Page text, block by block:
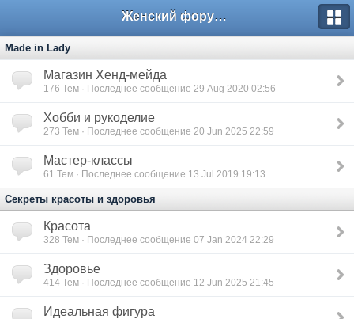
Женский форум Челябинска "Будь счастливой!"
Made in Lady
Магазин Хенд-мейда
176 Тем · Последнее сообщение 29 Aug 2020 02:56
Хобби и рукоделие
273 Тем · Последнее сообщение 20 Jun 2025 22:59
Мастер-классы
61 Тем · Последнее сообщение 13 Jul 2019 19:13
Секреты красоты и здоровья
Красота
328 Тем · Последнее сообщение 07 Jan 2024 22:29
Здоровье
414 Тем · Последнее сообщение 12 Jun 2025 21:45
Идеальная фигура